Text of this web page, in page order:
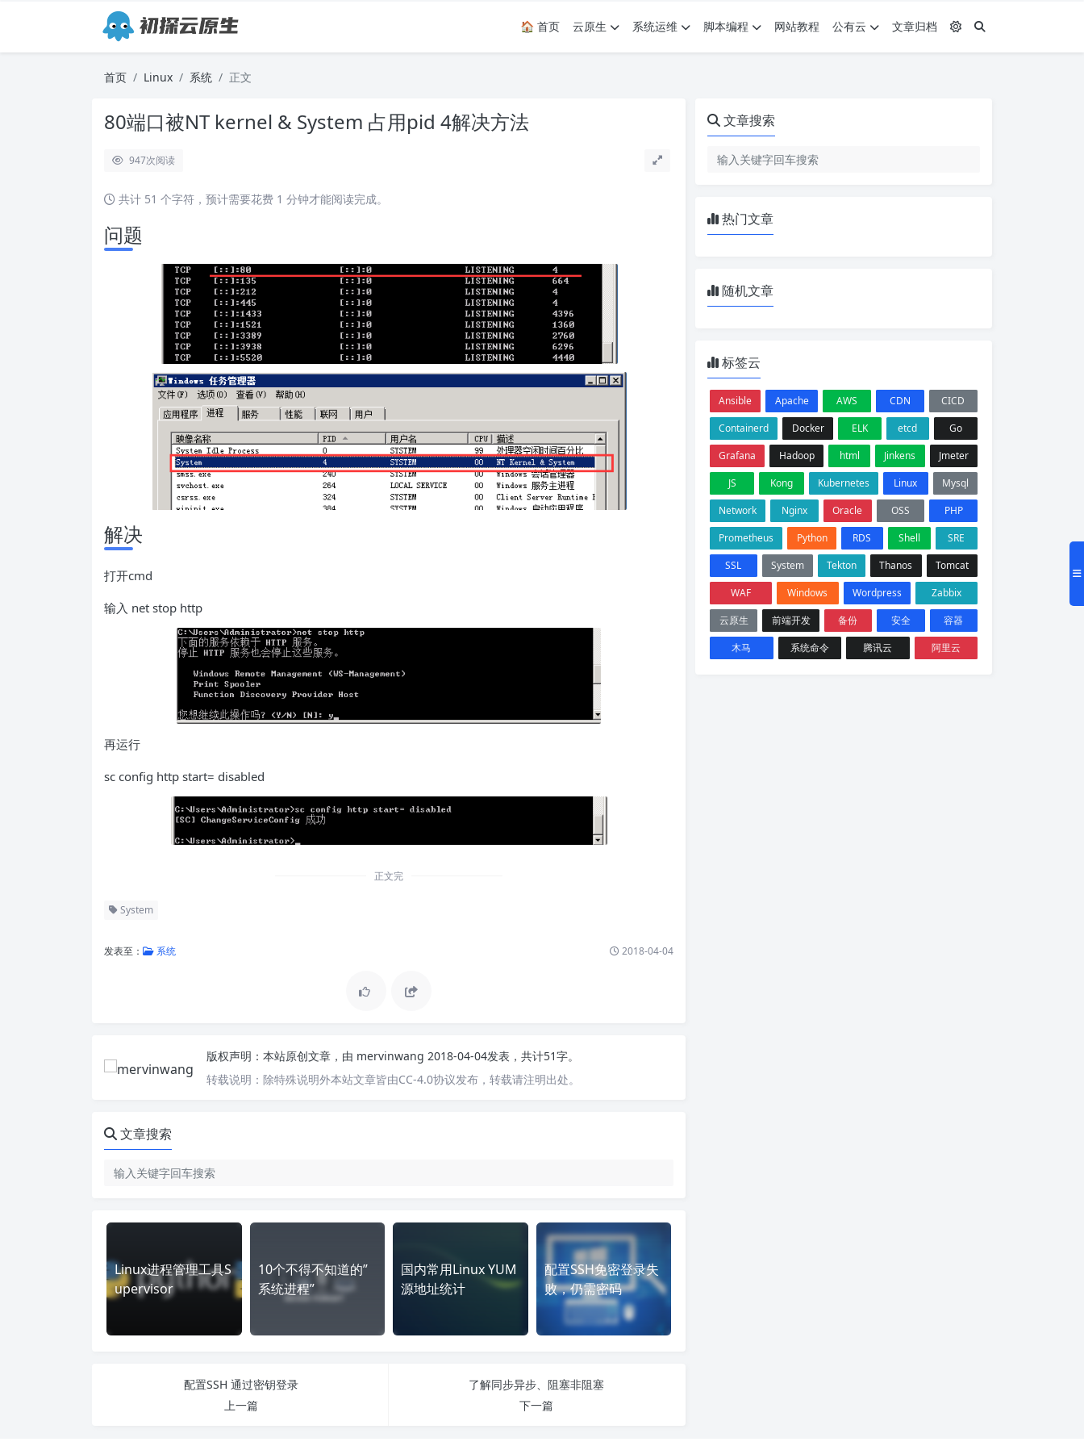
🏠 首页 云原生 系统运维 脚本编程 网站教程 公有云 文章归档
首页 Linux 系统 正文
80端口被NT kernel & System 占用pid 4解决方法
947次阅读
共计 51 个字符，预计需要花费 1 分钟才能阅读完成。
问题
解决
打开cmd
输入 net stop http
再运行
sc config http start= disabled
正文完
System
发表至： 系统 2018-04-04
版权声明： 本站原创文章，由 mervinwang 2018-04-04发表，共计51字。
转载说明： 除特殊说明外本站文章皆由CC-4.0协议发布，转载请注明出处。
文章搜索
Linux进程管理工具S
upervisor
10个不得不知道的”
系统进程”
国内常用Linux YUM
源地址统计
配置SSH免密登录失
败，仍需密码
配置SSH 通过密钥登录
上一篇
了解同步异步、阻塞非阻塞
下一篇
文章搜索
热门文章
随机文章
标签云
Ansible Apache AWS CDN
CICD
Containerd
Docker ELK etcd
Go
Grafana
Hadoop html Jinkens
Jmeter
JS
Kong Kubernetes Linux
Mysql
Network
Nginx Oracle OSS
PHP
Prometheus
Python RDS Shell
SRE
SSL
System Tekton Thanos
Tomcat
WAF
Windows Wordpress
Zabbix
云原生
前端开发 备份 安全
容器
木马
系统命令 腾讯云 阿里云